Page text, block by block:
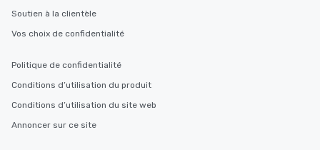
Soutien à la clientèle
Vos choix de confidentialité
Politique de confidentialité
Conditions d’utilisation du produit
Conditions d’utilisation du site web
Annoncer sur ce site